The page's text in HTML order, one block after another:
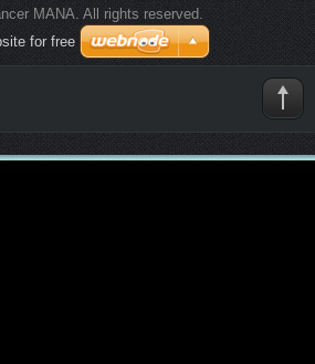
MANA. All rights reserved.
for free